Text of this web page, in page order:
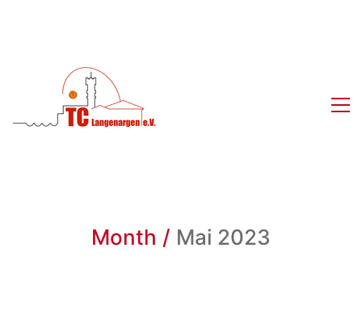
Month / Mai 2023